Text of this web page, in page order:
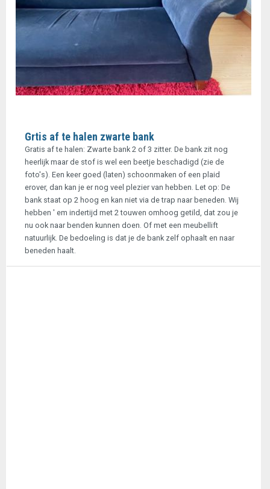
Grtis af te halen zwarte bank
Gratis af te halen: Zwarte bank 2 of 3 zitter. De bank zit nog
heerlijk maar de stof is wel een beetje beschadigd (zie de
foto's). Een keer goed (laten) schoonmaken of een plaid
erover, dan kan je er nog veel plezier van hebben. Let op: De
bank staat op 2 hoog en kan niet via de trap naar beneden. Wij
hebben ' em indertijd met 2 touwen omhoog getild, dat zou je
nu ook naar benden kunnen doen. Of met een meubellift
natuurlijk. De bedoeling is dat je de bank zelf ophaalt en naar
beneden haalt.